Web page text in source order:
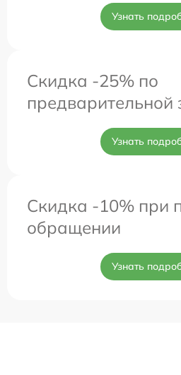
Узнать
Скидка -25% по
предварительной
Узнать
Скидка -10% при
обращении
Узнать